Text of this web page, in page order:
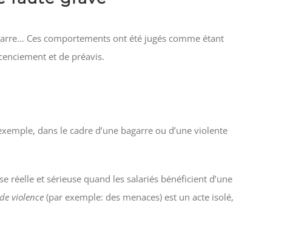
Ces comportements ont été jugés comme étant
et de préavis.
dans le cadre d’une bagarre ou d’une violente
réelle et sérieuse quand les salariés bénéficient d’une
violence(par exemple: des menaces) est un acte isolé,